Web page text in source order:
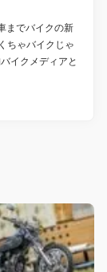
までバイクの新
ちゃバイクじゃ
イクメディアと